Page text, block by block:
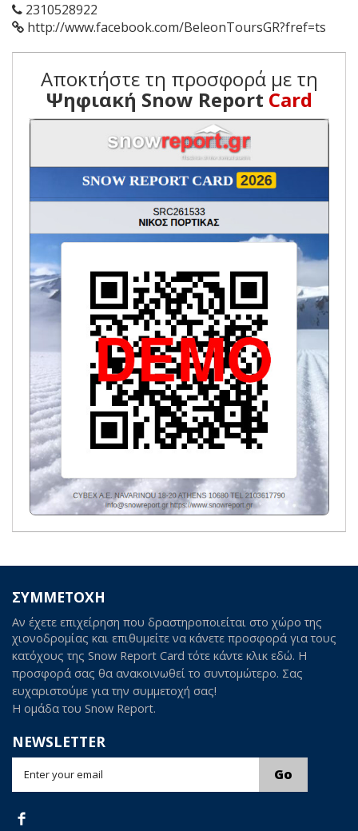
2310528922
http://www.facebook.com/BeleonToursGR?fref=ts
Αποκτήστε τη προσφορά με τη
Ψηφιακή Snow Report Card
ΣΥΜΜΕΤΟΧΗ
Αν έχετε επιχείρηση που δραστηροποιείται στο χώρο της
χιονοδρομίας και επιθυμείτε να κάνετε προσφορά για τους
κατόχους της Snow Report Card τότε κάντε κλικ εδώ. Η
προσφορά σας θα ανακοινωθεί το συντομώτερο. Σας
ευχαριστούμε για την συμμετοχή σας!
Η ομάδα του Snow Report.
NEWSLETTER